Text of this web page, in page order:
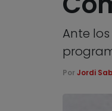
Ante
Por Jordi